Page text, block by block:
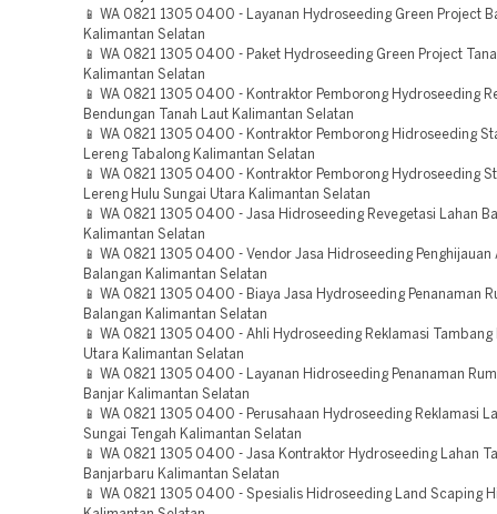
📱 WA 0821 1305 0400 - Layanan Hydroseeding Green Project
Kalimantan Selatan
📱 WA 0821 1305 0400 - Paket Hydroseeding Green Project
Kalimantan Selatan
📱 WA 0821 1305 0400 - Kontraktor Pemborong Hydroseeding
Bendungan Tanah Laut Kalimantan Selatan
📱 WA 0821 1305 0400 - Kontraktor Pemborong Hidroseeding
Lereng Tabalong Kalimantan Selatan
📱 WA 0821 1305 0400 - Kontraktor Pemborong Hydroseeding
Lereng Hulu Sungai Utara Kalimantan Selatan
📱 WA 0821 1305 0400 - Jasa Hidroseeding Revegetasi Lahan
Kalimantan Selatan
📱 WA 0821 1305 0400 - Vendor Jasa Hidroseeding Penghijauan
Balangan Kalimantan Selatan
📱 WA 0821 1305 0400 - Biaya Jasa Hydroseeding Penanaman
Balangan Kalimantan Selatan
📱 WA 0821 1305 0400 - Ahli Hydroseeding Reklamasi Tambang
Utara Kalimantan Selatan
📱 WA 0821 1305 0400 - Layanan Hidroseeding Penanaman
Banjar Kalimantan Selatan
📱 WA 0821 1305 0400 - Perusahaan Hydroseeding Reklamasi
Sungai Tengah Kalimantan Selatan
📱 WA 0821 1305 0400 - Jasa Kontraktor Hydroseeding Lahan
Banjarbaru Kalimantan Selatan
📱 WA 0821 1305 0400 - Spesialis Hidroseeding Land Scaping